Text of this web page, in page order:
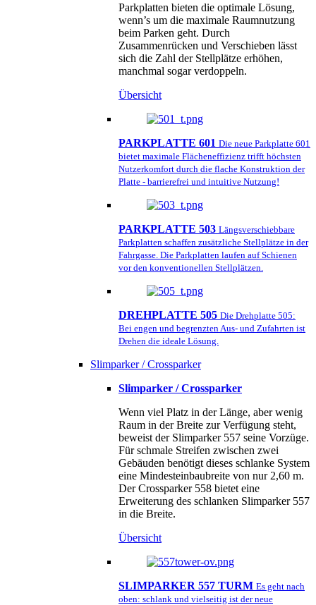
Parkplatten bieten die optimale Lösung,
wenn’s um die maximale Raumnutzung
beim Parken geht. Durch
Zusammenrücken und Verschieben lässt
sich die Zahl der Stellplätze erhöhen,
manchmal sogar verdoppeln.
Übersicht
PARKPLATTE 601 Die neue Parkplatte 601
bietet maximale Flächeneffizienz trifft höchsten
Nutzerkomfort durch die flache Konstruktion der
Platte - barrierefrei und intuitive Nutzung!
PARKPLATTE 503 Längsverschiebbare
Parkplatten schaffen zusätzliche Stellplätze in der
Fahrgasse. Die Parkplatten laufen auf Schienen
vor den konventionellen Stellplätzen.
DREHPLATTE 505 Die Drehplatte 505:
Bei engen und begrenzten Aus- und Zufahrten ist
Drehen die ideale Lösung.
Slimparker / Crossparker
Slimparker / Crossparker
Wenn viel Platz in der Länge, aber wenig
Raum in der Breite zur Verfügung steht,
beweist der Slimparker 557 seine Vorzüge.
Für schmale Streifen zwischen zwei
Gebäuden benötigt dieses schlanke System
eine Mindesteinbaubreite von nur 2,60 m.
Der Crossparker 558 bietet eine
Erweiterung des schlanken Slimparker 557
in die Breite.
Übersicht
SLIMPARKER 557 TURM Es geht nach
oben: schlank und vielseitig ist der neue